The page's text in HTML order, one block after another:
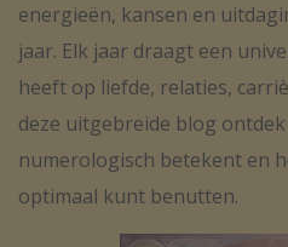
energieën, kansen en
jaar. Elk jaar draagt een
heeft op liefde, relaties,
deze uitgebreide blog ontdek
numerologisch betekent en
optimaal kunt benutten.